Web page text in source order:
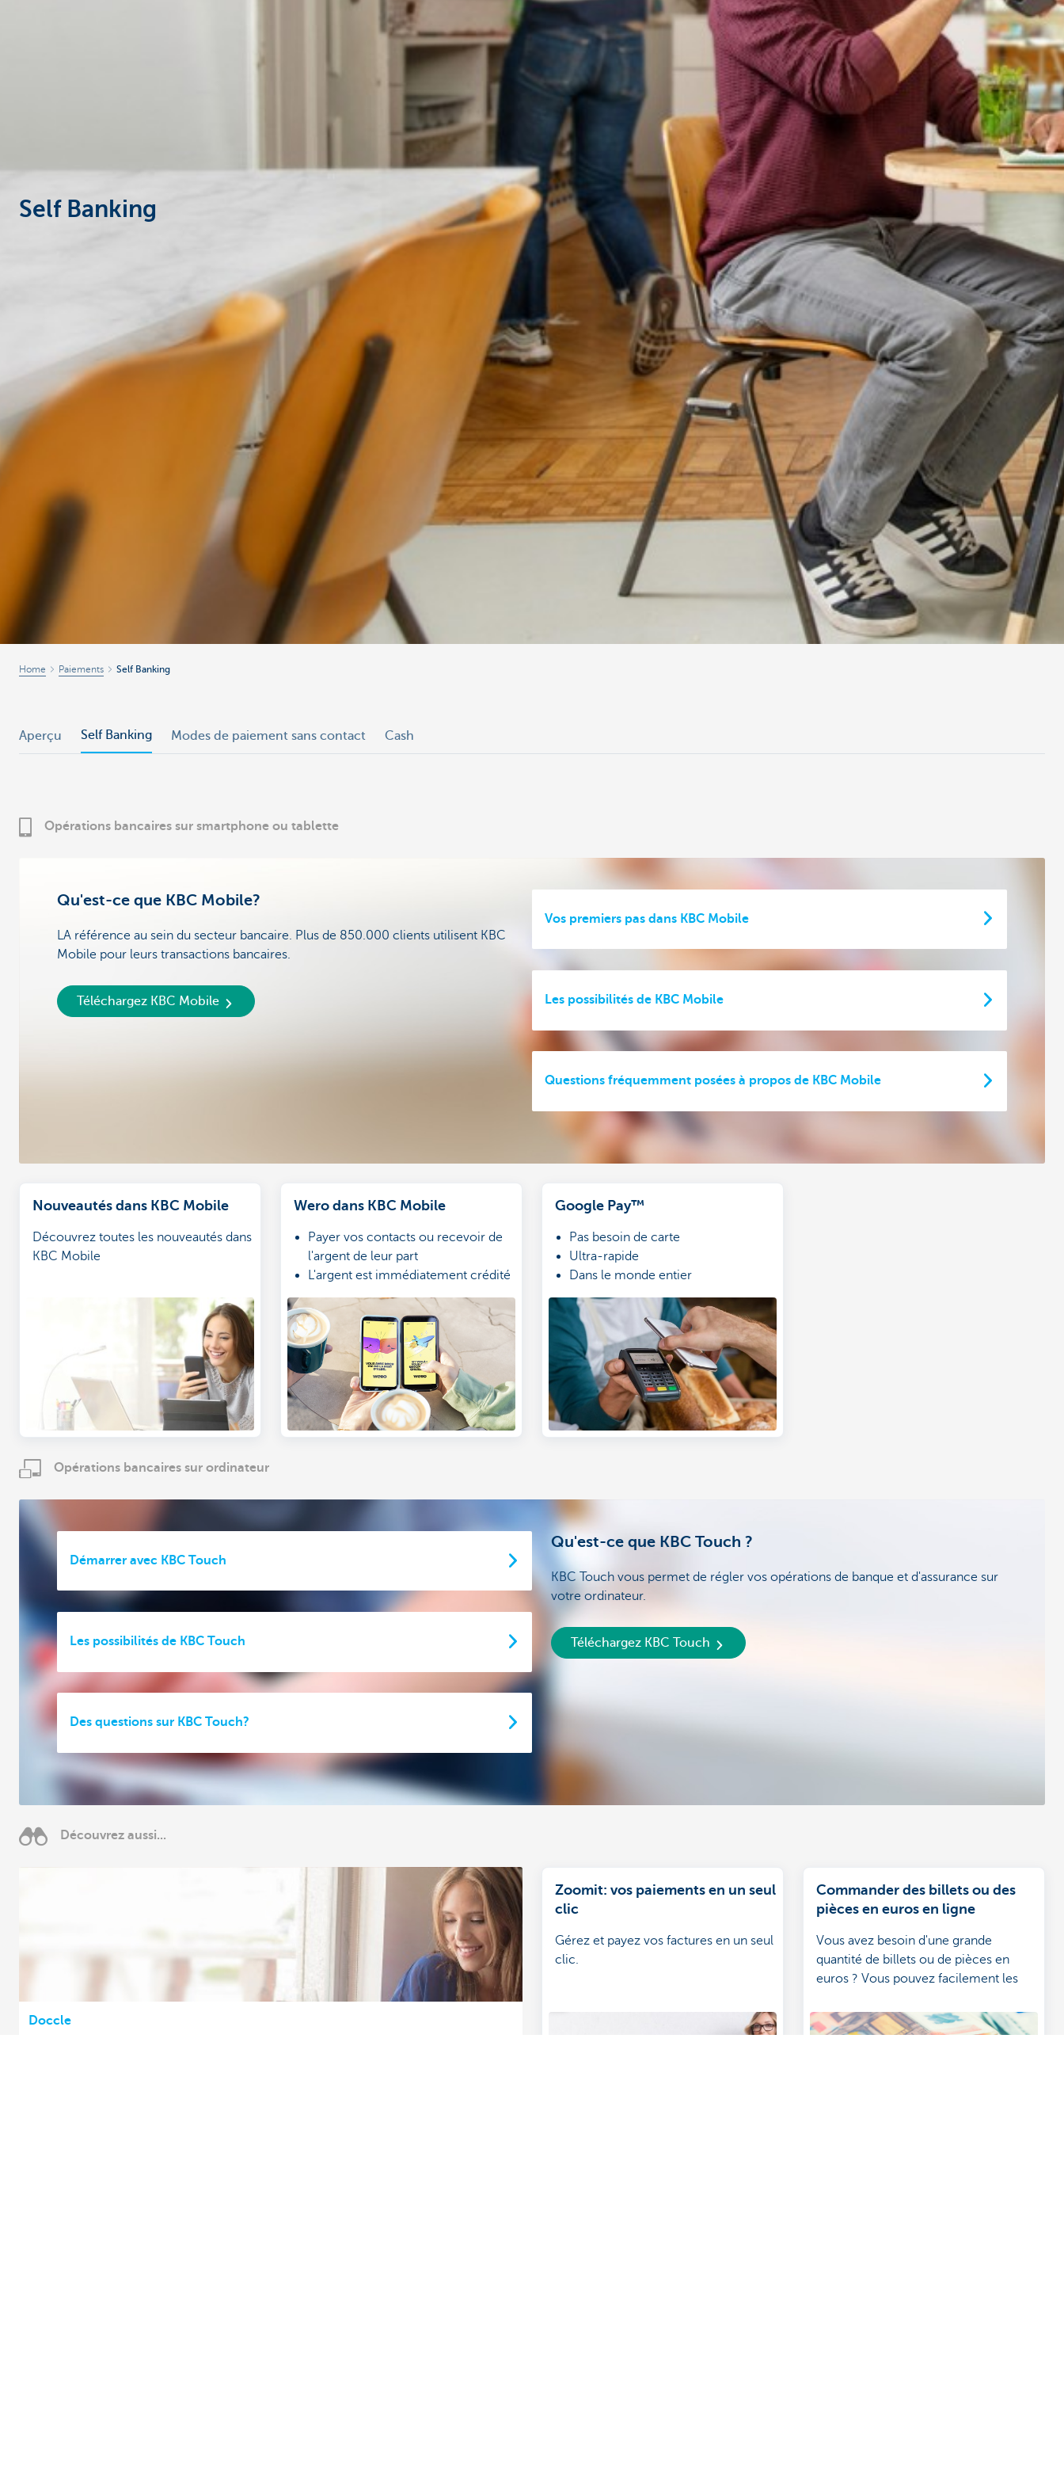
Self Banking
Home Paiements Self Banking
Aperçu Self Banking Modes de paiement sans contact Cash
Opérations bancaires sur smartphone ou tablette
Qu'est-ce que KBC Mobile?
LA référence au sein du secteur bancaire. Plus de 850.000 clients utilisent KBC
Mobile pour leurs transactions bancaires.
Téléchargez KBC Mobile
Vos premiers pas dans KBC Mobile
Les possibilités de KBC Mobile
Questions fréquemment posées à propos de KBC Mobile
Nouveautés dans KBC Mobile
Découvrez toutes les nouveautés dans
KBC Mobile
Wero dans KBC Mobile
Payer vos contacts ou recevoir de
l'argent de leur part
L'argent est immédiatement crédité
Google Pay™
Pas besoin de carte
Ultra-rapide
Dans le monde entier
Opérations bancaires sur ordinateur
Qu'est-ce que KBC Touch ?
KBC Touch vous permet de régler vos opérations de banque et d'assurance sur
votre ordinateur.
Téléchargez KBC Touch
Démarrer avec KBC Touch
Les possibilités de KBC Touch
Des questions sur KBC Touch?
Découvrez aussi...
Doccle
Zoomit: vos paiements en un seul
clic
Gérez et payez vos factures en un seul
clic.
Commander des billets ou des
pièces en euros en ligne
Vous avez besoin d'une grande
quantité de billets ou de pièces en
euros ? Vous pouvez facilement les
web.